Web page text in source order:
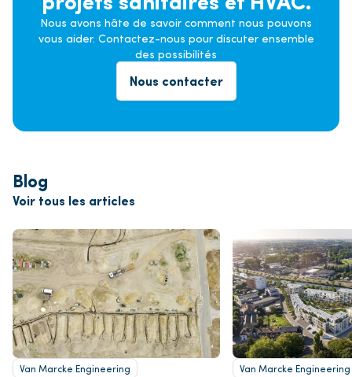
Nous avons hâte de savoir comment nous pouvons
vous aider. Contactez-nous pour discuter ensemble
des possibilités
Nous contacter
Blog
Voir tous les articles
Van Marcke Engineering Van Marcke Engineering